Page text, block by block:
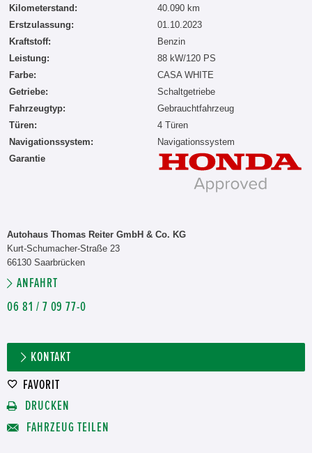
Kilometerstand:
40.090 km
Erstzulassung:
01.10.2023
Kraftstoff:
Benzin
Leistung:
88 kW/120 PS
Farbe:
CASA WHITE
Getriebe:
Schaltgetriebe
Fahrzeugtyp:
Gebrauchtfahrzeug
Türen:
4 Türen
Navigationssystem:
Navigationssystem
Garantie
Autohaus Thomas Reiter GmbH & Co. KG
Kurt-Schumacher-Straße 23
66130 Saarbrücken
ANFAHRT
06 81 / 7 09 77-0
KONTAKT
FAVORIT
DRUCKEN
FAHRZEUG TEILEN